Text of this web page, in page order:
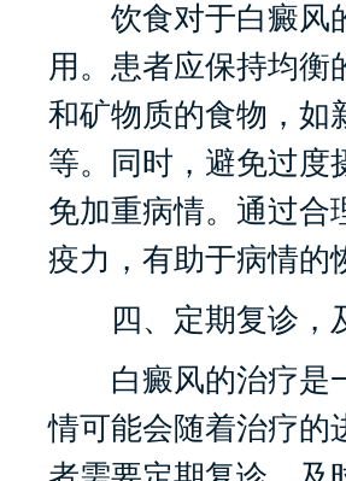
饮食对于白癜风
用。患者应保持均衡
和矿物质的食物，如
等。同时，避免过度
免加重病情。通过合
疫力，有助于病情的
四、定期复诊，
白癜风的治疗是
情可能会随着治疗的